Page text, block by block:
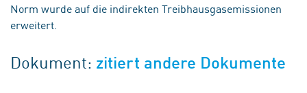
Norm wurde auf die indirekten Treibhausgasemissionen
erweitert.
Dokument: zitiert andere Dokumente